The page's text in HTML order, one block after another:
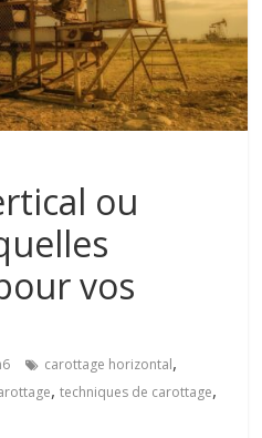
ou
vos
carottage horizontal,
,techniques de carottage,